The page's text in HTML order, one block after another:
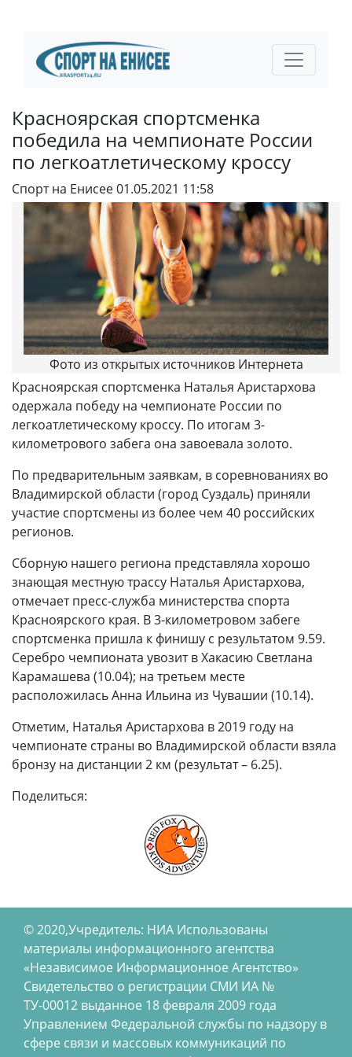
Красноярская спортсменка
победила на чемпионате России
по легкоатлетическому кроссу
Спорт на Енисее01.05.2021 11:58
Фото из открытых источников Интернета
Красноярская спортсменка Наталья Аристархова
одержала победу на чемпионате России по
легкоатлетическому кроссу. По итогам 3-
километрового забега она завоевала золото.
По предварительным заявкам, в соревнованиях во
Владимирской области (город Суздаль) приняли
участие спортсмены из более чем 40 российских
регионов.
Сборную нашего региона представляла хорошо
знающая местную трассу Наталья Аристархова,
отмечает пресс-служба министерства спорта
Красноярского края. В 3-километровом забеге
спортсменка пришла к финишу с результатом 9.59.
Серебро чемпионата увозит в Хакасию Светлана
Карамашева (10.04); на третьем месте
расположилась Анна Ильина из Чувашии (10.14).
Отметим, Наталья Аристархова в 2019 году на
чемпионате страны во Владимирской области взяла
бронзу на дистанции 2 км (результат – 6.25).
Поделиться:
© 2020,Учредитель: НИА Использованы
материалы информационного агентства
«Независимое Информационное Агентство»
Свидетельство о регистрации СМИ ИА №
ТУ-00012 выданное 18 февраля 2009 года
Управлением Федеральной службы по надзору в
сфере связи и массовых коммуникаций по